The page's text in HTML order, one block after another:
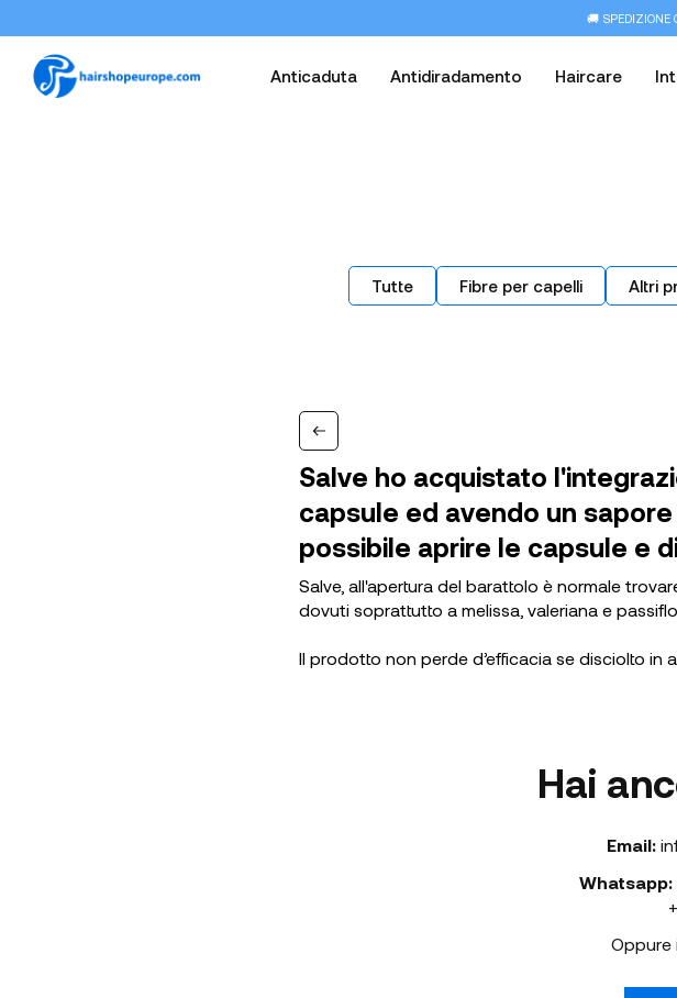
🚚 SPEDIZIONE
Anticaduta Antidiradamento Haircare
Tutte Fibre per capelli Altri
Salve ho acquistato
capsule ed avendo un
possibile aprire le capsule e
Salve, all'apertura del barattolo è normale
dovuti soprattutto a melissa, valeriana e
Il prodotto non perde d’efficacia se disciolto in
Hai
Email:
Whatsapp:
Oppure